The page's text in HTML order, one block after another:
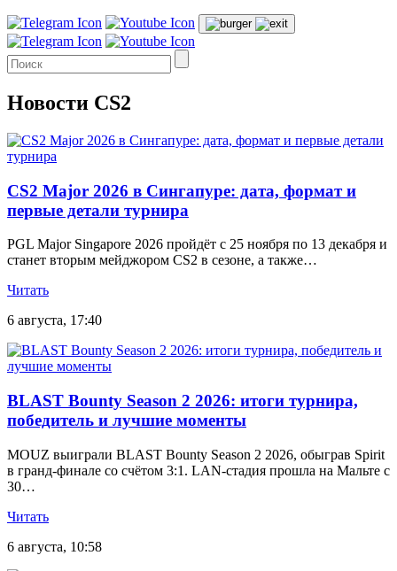
Новости CS2
CS2 Major 2026 в Сингапуре: дата, формат и
первые детали турнира
PGL Major Singapore 2026 пройдёт с 25 ноября по 13 декабря и
станет вторым мейджором CS2 в сезоне, а также…
Читать
6 августа, 17:40
BLAST Bounty Season 2 2026: итоги турнира,
победитель и лучшие моменты
MOUZ выиграли BLAST Bounty Season 2 2026, обыграв Spirit
в гранд-финале со счётом 3:1. LAN-стадия прошла на Мальте с
30…
Читать
6 августа, 10:58